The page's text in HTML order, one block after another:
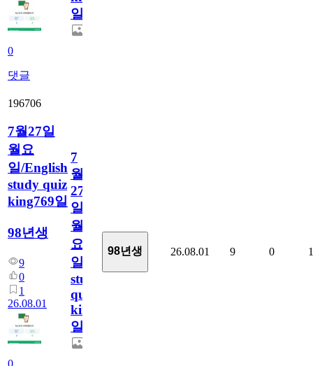
0
댓글
일
196706
7월27일
월요
일/English
study quiz
king769일
98년생
9
0
1
26.08.01
0
7
월
27
일
월
요
일/English
study
quiz
king769
일
98년생 26.08.01 9 0 1